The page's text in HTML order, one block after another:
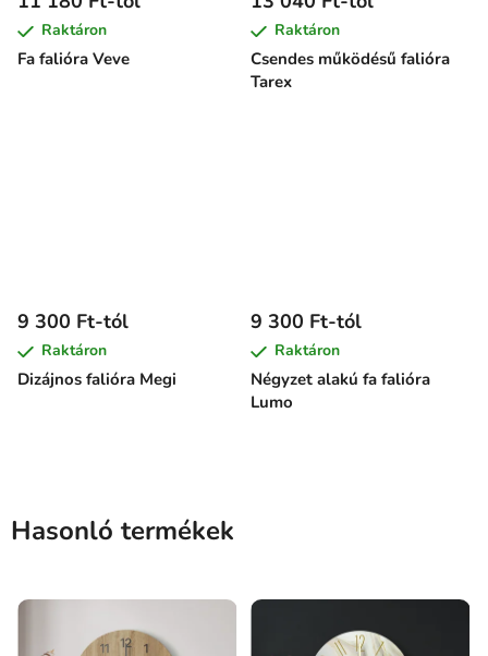
Fa falióra Veve
Raktáron
Csendes működésű falióra
Tarex
Raktáron
Dizájnos falióra Megi
9 300 Ft-tól
Raktáron
Négyzet alakú fa falióra
Lumo
9 300 Ft-tól
Raktáron
Hasonló termékek